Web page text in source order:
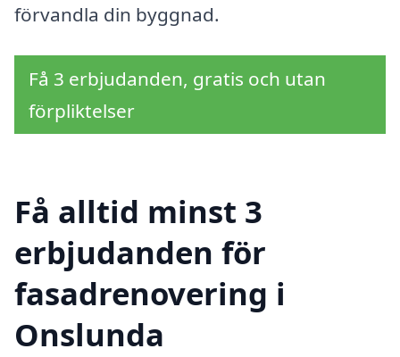
förvandla din byggnad.
Få 3 erbjudanden, gratis och utan
förpliktelser
Få alltid minst 3
erbjudanden för
fasadrenovering i
Onslunda